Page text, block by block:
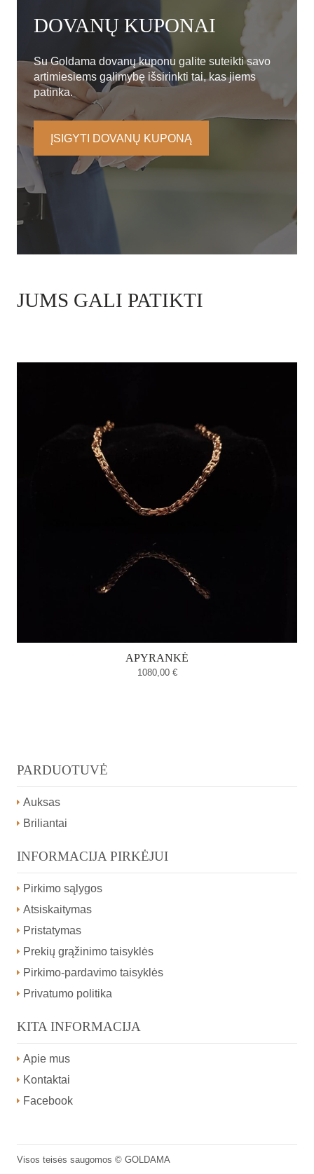
DOVANŲ KUPONAI
Su Goldama dovanų kuponu galite suteikti savo
artimiesiems galimybę išsirinkti tai, kas jiems
patinka.
ĮSIGYTI DOVANŲ KUPONĄ
JUMS GALI PATIKTI
APYRANKĖ
1080,00 €
PARDUOTUVĖ
Auksas
Briliantai
INFORMACIJA PIRKĖJUI
Pirkimo sąlygos
Atsiskaitymas
Pristatymas
Prekių grąžinimo taisyklės
Pirkimo-pardavimo taisyklės
Privatumo politika
KITA INFORMACIJA
Apie mus
Kontaktai
Facebook
Visos teisės saugomos © GOLDAMA